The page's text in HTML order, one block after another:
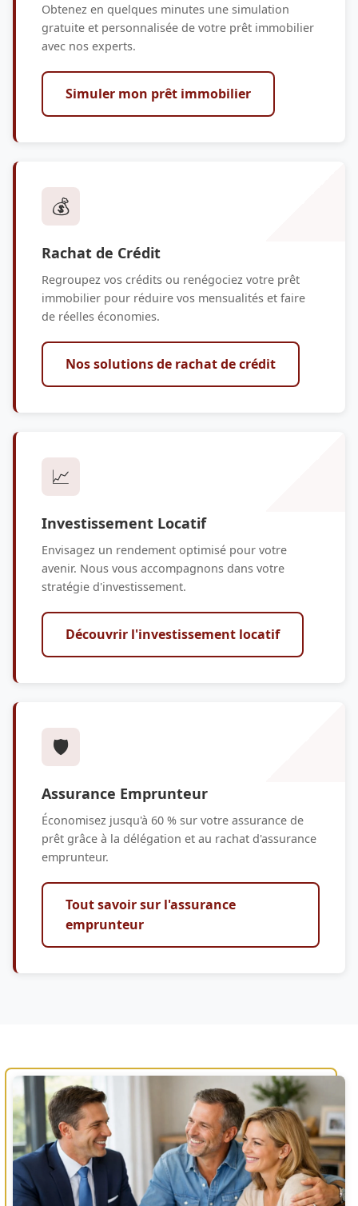
Obtenez en quelques minutes une simulation
gratuite et personnalisée de votre prêt immobilier
avec nos experts.
Simuler mon prêt immobilier
💰
Rachat de Crédit
Regroupez vos crédits ou renégociez votre prêt
immobilier pour réduire vos mensualités et faire
de réelles économies.
Nos solutions de rachat de crédit
📈
Investissement Locatif
Envisagez un rendement optimisé pour votre
avenir. Nous vous accompagnons dans votre
stratégie d'investissement.
Découvrir l'investissement locatif
🛡️
Assurance Emprunteur
Économisez jusqu'à 60 % sur votre assurance de
prêt grâce à la délégation et au rachat d'assurance
emprunteur.
Tout savoir sur l'assurance
emprunteur